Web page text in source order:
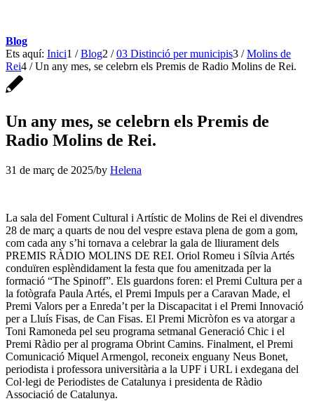
Blog
Ets aquí: Inici1 / Blog2 / 03 Distinció per municipis3 / Molins de
Rei4 / Un any mes, se celebrn els Premis de Radio Molins de Rei.
Un any mes, se celebrn els Premis de
Radio Molins de Rei.
31 de març de 2025/by Helena
La sala del Foment Cultural i Artístic de Molins de Rei el divendres
28 de març a quarts de nou del vespre estava plena de gom a gom,
com cada any s’hi tornava a celebrar la gala de lliurament dels
PREMIS RÀDIO MOLINS DE REI. Oriol Romeu i Sílvia Artés
conduïren esplèndidament la festa que fou amenitzada per la
formació “The Spinoff”. Els guardons foren: el Premi Cultura per a
la fotògrafa Paula Artés, el Premi Impuls per a Caravan Made, el
Premi Valors per a Enreda’t per la Discapacitat i el Premi Innovació
per a Lluís Fisas, de Can Fisas. El Premi Micròfon es va atorgar a
Toni Ramoneda pel seu programa setmanal Generació Chic i el
Premi Ràdio per al programa Obrint Camins. Finalment, el Premi
Comunicació Miquel Armengol, reconeix enguany Neus Bonet,
periodista i professora universitària a la UPF i URL i exdegana del
Col·legi de Periodistes de Catalunya i presidenta de Ràdio
Associació de Catalunya.